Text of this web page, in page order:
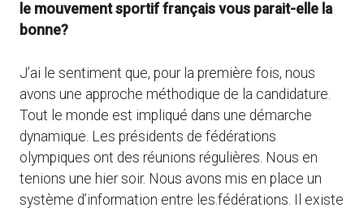
le mouvement sportif français vous parait-elle la
bonne?
J’ai le sentiment que, pour la première fois, nous
avons une approche méthodique de la candidature.
Tout le monde est impliqué dans une démarche
dynamique. Les présidents de fédérations
olympiques ont des réunions régulières. Nous en
tenions une hier soir. Nous avons mis en place un
système d’information entre les.fédérations. Il existe